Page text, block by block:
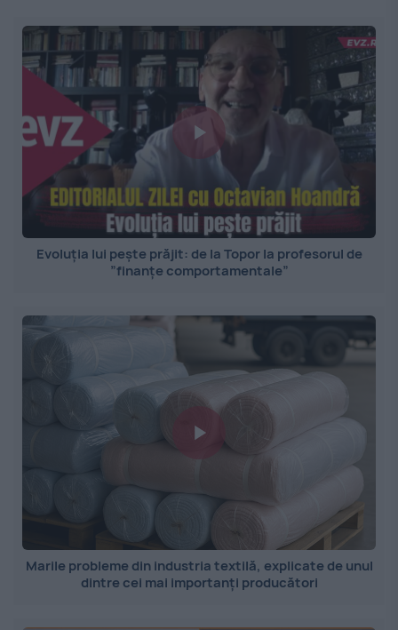
Evoluția lui pește prăjit: de la Topor la profesorul de
”finanțe comportamentale”
Marile probleme din industria textilă, explicate de unul
dintre cei mai importanți producători